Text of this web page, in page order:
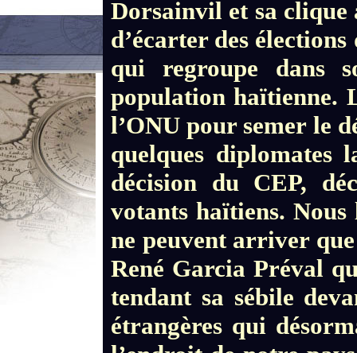
Dorsainvil et sa
d’écarter des
qui regroupe dans
population haïtienne.
l’ONU pour semer le
quelques diplomates
décision du CEP,
votants haïtiens.
ne peuvent arriver
René Garcia Préval
tendant sa sébile
étrangères qui